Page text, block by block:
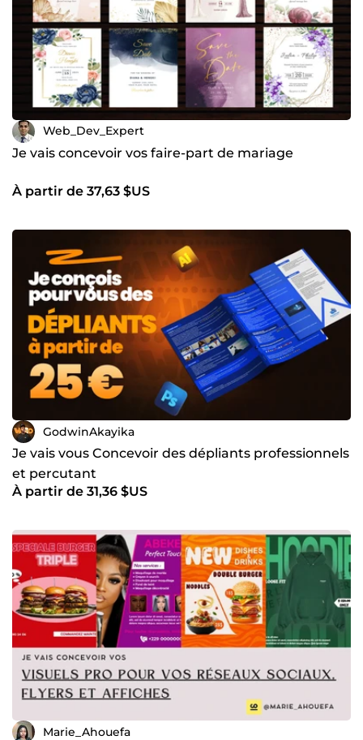
Web_Dev_Expert
Je vais concevoir vos faire-part de mariage
À partir de 37,63 $US
GodwinAkayika
Je vais vous Concevoir des dépliants professionnels
et percutant
À partir de 31,36 $US
Marie_Ahouefa